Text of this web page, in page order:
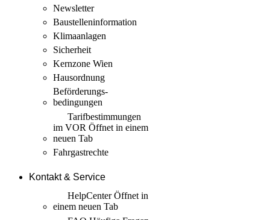
Newsletter
Baustellen­information
Klimaanlagen
Sicherheit
Kernzone Wien
Hausordnung
Beförderungs­
bedingungen
Tarif­bestimmungen
im VOR Öffnet in einem
neuen Tab
Fahrgastrechte
Kontakt & Service
HelpCenterÖffnet in
einem neuen Tab